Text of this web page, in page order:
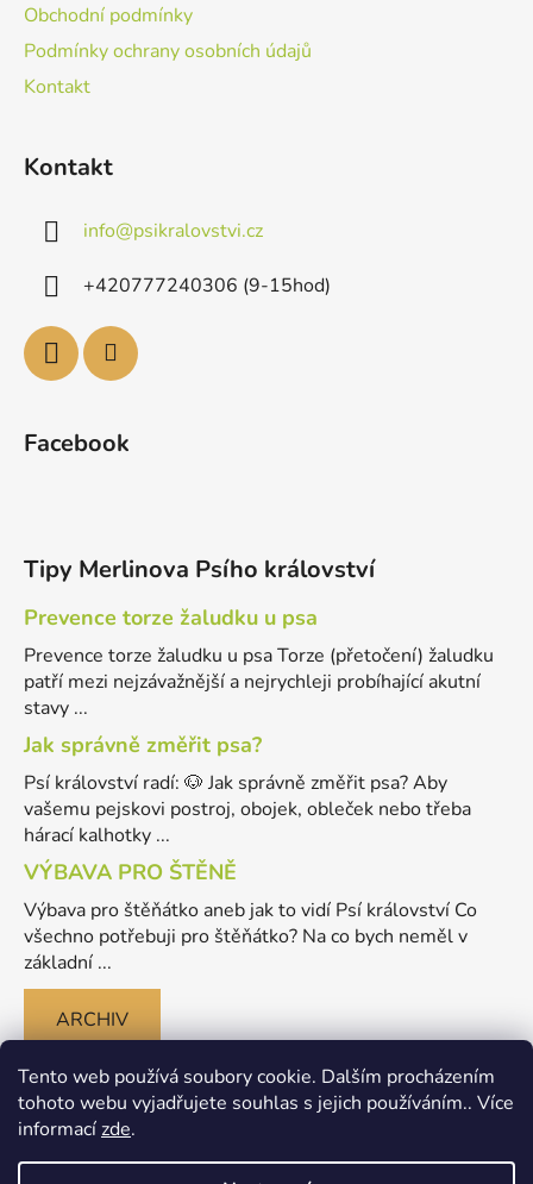
Tento web používá soubory cookie. Dalším procházením
tohoto webu vyjadřujete souhlas s jejich používáním.. Více
informacízde.
Obchodní podmínky
Podmínky ochrany osobních údajů
Kontakt
Kontakt
info@psikralovstvi.cz
+420777240306 (9-15hod)
Facebook
Tipy Merlinova Psího království
Prevence torze žaludku u psa
Prevence torze žaludku u psa Torze (přetočení) žaludku
patří mezi nejzávažnější a nejrychleji probíhající akutní
stavy ...
Jak správně změřit psa?
Psí království radí: 🐶 Jak správně změřit psa? Aby
vašemu pejskovi postroj, obojek, obleček nebo třeba
hárací kalhotky ...
VÝBAVA PRO ŠTĚNĚ
Výbava pro štěňátko aneb jak to vidí Psí království Co
všechno potřebuji pro štěňátko? Na co bych neměl v
základní ...
ARCHIV